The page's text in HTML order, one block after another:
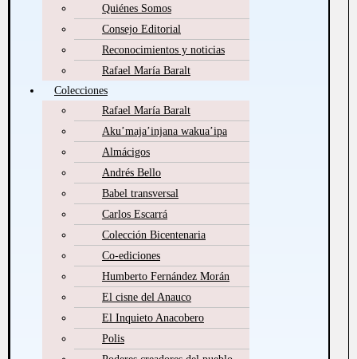
Quiénes Somos
Consejo Editorial
Reconocimientos y noticias
Rafael María Baralt
Colecciones
Rafael María Baralt
Aku’maja’injana wakua’ipa
Almácigos
Andrés Bello
Babel transversal
Carlos Escarrá
Colección Bicentenaria
Co-ediciones
Humberto Fernández Morán
El cisne del Anauco
El Inquieto Anacobero
Polis